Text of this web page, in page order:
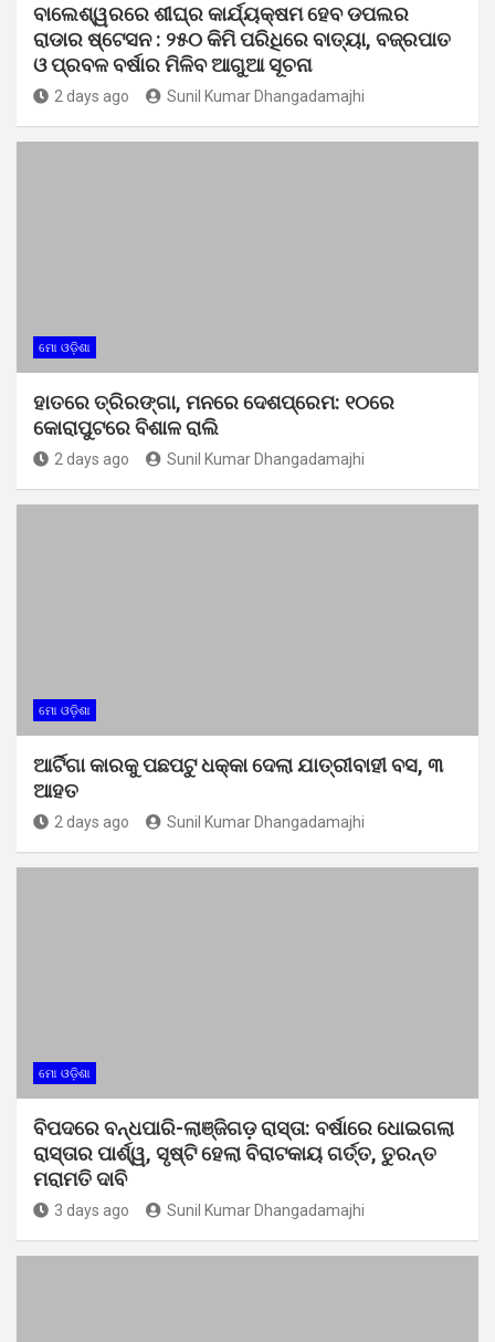
ବାଲେଶ୍ୱରରେ ଶୀଘ୍ର କାର୍ଯ୍ୟକ୍ଷମ ହେବ ଡପଲର
ରାଡାର ଷ୍ଟେସନ : ୨୫୦ କିମି ପରିଧିରେ ବାତ୍ୟା, ବଜ୍ରପାତ
ଓ ପ୍ରବଳ ବର୍ଷାର ମିଳିବ ଆଗୁଆ ସୂଚନା
2 days ago Sunil Kumar Dhangadamajhi
ମୋ ଓଡ଼ିଶା
ହାତରେ ତ୍ରିରଙ୍ଗା, ମନରେ ଦେଶପ୍ରେମ: ୧୦ରେ
କୋରାପୁଟରେ ବିଶାଳ ରାଲି
2 days ago Sunil Kumar Dhangadamajhi
ମୋ ଓଡ଼ିଶା
ଆର୍ଟିଗା କାରକୁ ପଛପଟୁ ଧକ୍କା ଦେଲା ଯାତ୍ରୀବାହୀ ବସ, ୩
ଆହତ
2 days ago Sunil Kumar Dhangadamajhi
ମୋ ଓଡ଼ିଶା
ବିପଦରେ ବନ୍ଧପାରି-ଲାଞ୍ଜିଗଡ଼ ରାସ୍ତା: ବର୍ଷାରେ ଧୋଇଗଲା
ରାସ୍ତାର ପାର୍ଶ୍ୱ, ସୃଷ୍ଟି ହେଲା ବିରାଟକାୟ ଗର୍ତ୍ତ, ତୁରନ୍ତ
ମରାମତି ଦାବି
3 days ago Sunil Kumar Dhangadamajhi